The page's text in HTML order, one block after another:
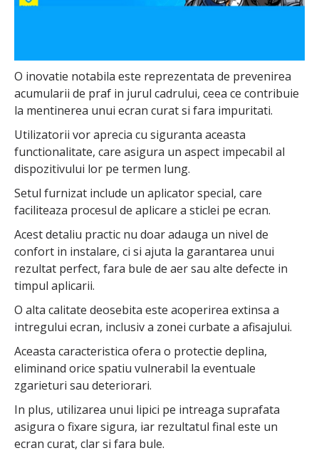
O inovatie notabila este reprezentata de prevenirea
acumularii de praf in jurul cadrului, ceea ce contribuie
la mentinerea unui ecran curat si fara impuritati.
Utilizatorii vor aprecia cu siguranta aceasta
functionalitate, care asigura un aspect impecabil al
dispozitivului lor pe termen lung.
Setul furnizat include un aplicator special, care
faciliteaza procesul de aplicare a sticlei pe ecran.
Acest detaliu practic nu doar adauga un nivel de
confort in instalare, ci si ajuta la garantarea unui
rezultat perfect, fara bule de aer sau alte defecte in
timpul aplicarii.
O alta calitate deosebita este acoperirea extinsa a
intregului ecran, inclusiv a zonei curbate a afisajului.
Aceasta caracteristica ofera o protectie deplina,
eliminand orice spatiu vulnerabil la eventuale
zgarieturi sau deteriorari.
In plus, utilizarea unui lipici pe intreaga suprafata
asigura o fixare sigura, iar rezultatul final este un
ecran curat, clar si fara bule.